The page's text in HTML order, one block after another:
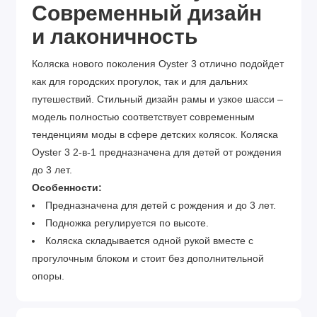
Современный дизайн
и лаконичность
Коляска нового поколения Oyster 3 отлично подойдет
как для городских прогулок, так и для дальних
путешествий. Стильный дизайн рамы и узкое шасси –
модель полностью соответствует современным
тенденциям моды в сфере детских колясок. Коляска
Oyster 3 2-в-1 предназначена для детей от рождения
до 3 лет.
Особенности:
Предназначена для детей с рождения и до 3 лет.
Подножка регулируется по высоте.
Коляска складывается одной рукой вместе с
прогулочным блоком и стоит без дополнительной
опоры.